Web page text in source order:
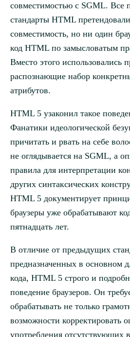
совместимостью с SGML. Все
стандарты HTML
совместимость, но ни один
код HTML по замысловатым
Вместо этого использовались
распознающие набор
атрибутов.
HTML 5 узаконил такое
Фанатики идеологической
причитать и рвать на себе
не оглядывается на SGML, а
правила для интерпретации
других синтаксических
HTML 5 документирует
браузеры уже обрабатывают
пятнадцать лет.
В отличие от предыдущих
предназначенных в основном
кода, HTML 5 строго и
поведение браузеров. Он
обрабатывать не только
возможности корректировать
употребления отсутствующих